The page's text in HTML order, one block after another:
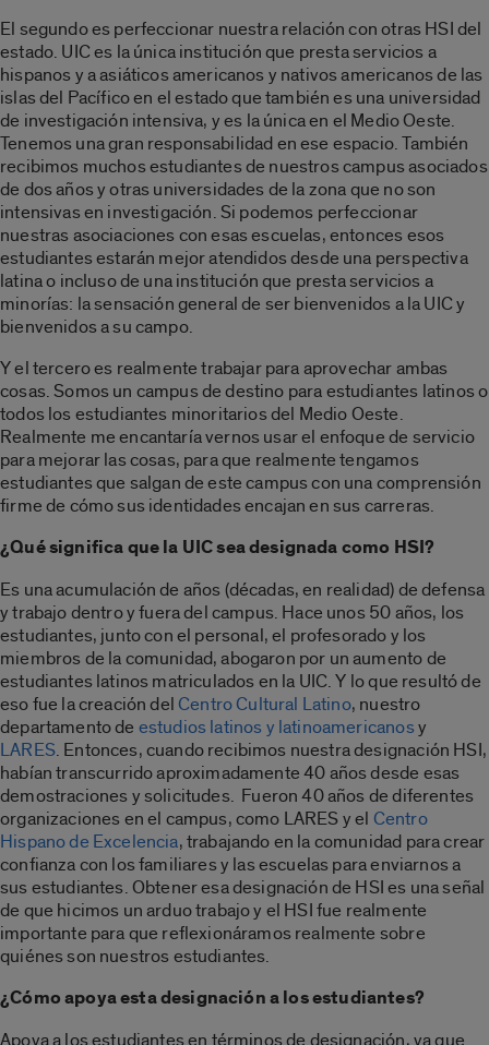
El segundo es perfeccionar nuestra relación con otras HSI del
estado. UIC es la única institución que presta servicios a
hispanos y a asiáticos americanos y nativos americanos de las
islas del Pacífico en el estado que también es una universidad
de investigación intensiva, y es la única en el Medio Oeste.
Tenemos una gran responsabilidad en ese espacio. También
recibimos muchos estudiantes de nuestros campus asociados
de dos años y otras universidades de la zona que no son
intensivas en investigación. Si podemos perfeccionar
nuestras asociaciones con esas escuelas, entonces esos
estudiantes estarán mejor atendidos desde una perspectiva
latina o incluso de una institución que presta servicios a
minorías: la sensación general de ser bienvenidos a la UIC y
bienvenidos a su campo.
Y el tercero es realmente trabajar para aprovechar ambas
cosas. Somos un campus de destino para estudiantes latinos o
todos los estudiantes minoritarios del Medio Oeste.
Realmente me encantaría vernos usar el enfoque de servicio
para mejorar las cosas, para que realmente tengamos
estudiantes que salgan de este campus con una comprensión
firme de cómo sus identidades encajan en sus carreras.
¿Qué significa que la UIC sea designada como HSI?
Es una acumulación de años (décadas, en realidad) de defensa
y trabajo dentro y fuera del campus. Hace unos 50 años, los
estudiantes, junto con el personal, el profesorado y los
miembros de la comunidad, abogaron por un aumento de
estudiantes latinos matriculados en la UIC. Y lo que resultó de
eso fue la creación delCentro Cultural Latino, nuestro
departamento de estudios latinos y latinoamericanosy
LARES. Entonces, cuando recibimos nuestra designación HSI,
habían transcurrido aproximadamente 40 años desde esas
demostraciones y solicitudes. Fueron 40 años de diferentes
organizaciones en el campus, como LARES y el Centro
Hispano de Excelencia, trabajando en la comunidad para crear
confianza con los familiares y las escuelas para enviarnos a
sus estudiantes. Obtener esa designación de HSI es una señal
de que hicimos un arduo trabajo y el HSI fue realmente
importante para que reflexionáramos realmente sobre
quiénes son nuestros estudiantes.
¿Cómo apoya esta designación a los estudiantes?
Apoya a los estudiantes en términos de designación, ya que